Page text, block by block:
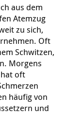
aus dem
Atemzug
zu sich,
Oft
Schwitzen,
Morgens
oft
häufig von
und